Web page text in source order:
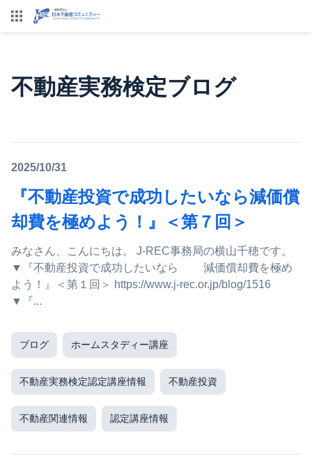
不動産実務検定ブログ
2025/10/31
『不動産投資で成功したいなら減価償
却費を極めよう！』＜第７回＞
みなさん、こんにちは。 J-REC事務局の横山千穂です。
▼『不動産投資で成功したいなら 減価償却費を極め
よう！』＜第１回＞ https://www.j-rec.or.jp/blog/1516
▼『...
ブログ ホームスタディー講座
不動産実務検定認定講座情報 不動産投資
不動産関連情報 認定講座情報